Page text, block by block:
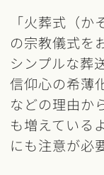
「火葬式（
の宗教儀式を
シンプルな葬
信仰心の希薄
などの理由か
も増えている
にも注意が必